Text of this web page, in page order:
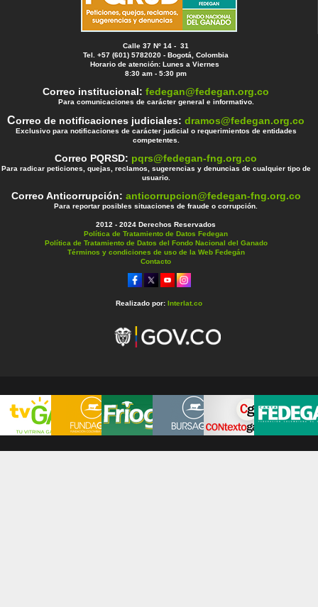
Calle 37 Nº 14 - 31
Tel. +57 (601) 5782020 - Bogotá, Colombia
Horario de atención: Lunes a Viernes
8:30 am - 5:30 pm
Correo institucional:fedegan@fedegan.org.co
Para comunicaciones de carácter general e informativo.
Correo de notificaciones judiciales:dramos@fedegan.org.co
Exclusivo para notificaciones de carácter judicial o requerimientos de entidades
competentes.
Correo PQRSD: pqrs@fedegan-fng.org.co
Para radicar peticiones, quejas, reclamos, sugerencias y denuncias de cualquier tipo de
usuario.
Correo Anticorrupción: anticorrupcion@fedegan-fng.org.co
Para reportar posibles situaciones de fraude o corrupción.
2012 - 2024 Derechos Reservados
Política de Tratamiento de Datos Fedegan
Política de Tratamiento de Datos del Fondo Nacional del Ganado
Términos y condiciones de uso de la Web Fedegán
Contacto
Realizado por: Interlat.co